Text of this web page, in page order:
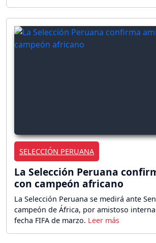
SELECCIÓN PERUANA
La Selección Peruana
con campeón africano
La Selección Peruana se medirá ante
campeón de África, por amistoso
fecha FIFA de marzo.